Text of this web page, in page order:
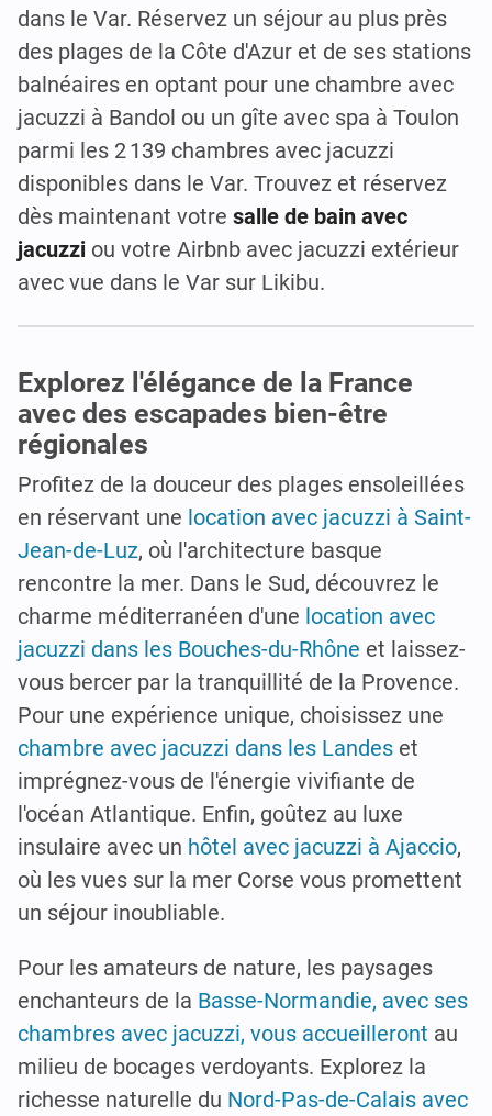
dans le Var. Réservez un séjour au plus près
des plages de la Côte d'Azur et de ses stations
balnéaires en optant pour une chambre avec
jacuzzi à Bandol ou un gîte avec spa à Toulon
parmi les 2 139 chambres avec jacuzzi
disponibles dans le Var. Trouvez et réservez
dès maintenant votre salle de bain avec
jacuzzi ou votre Airbnb avec jacuzzi extérieur
avec vue dans le Var sur Likibu.
Explorez l'élégance de la France
avec des escapades bien-être
régionales
Profitez de la douceur des plages ensoleillées
en réservant une location avec jacuzzi à Saint-
Jean-de-Luz, où l'architecture basque
rencontre la mer. Dans le Sud, découvrez le
charme méditerranéen d'une location avec
jacuzzi dans les Bouches-du-Rhône et laissez-
vous bercer par la tranquillité de la Provence.
Pour une expérience unique, choisissez une
chambre avec jacuzzi dans les Landes et
imprégnez-vous de l'énergie vivifiante de
l'océan Atlantique. Enfin, goûtez au luxe
insulaire avec un hôtel avec jacuzzi à Ajaccio,
où les vues sur la mer Corse vous promettent
un séjour inoubliable.
Pour les amateurs de nature, les paysages
enchanteurs de la Basse-Normandie, avec ses
chambres avec jacuzzi, vous accueilleront au
milieu de bocages verdoyants. Explorez la
richesse naturelle du Nord-Pas-de-Calais avec